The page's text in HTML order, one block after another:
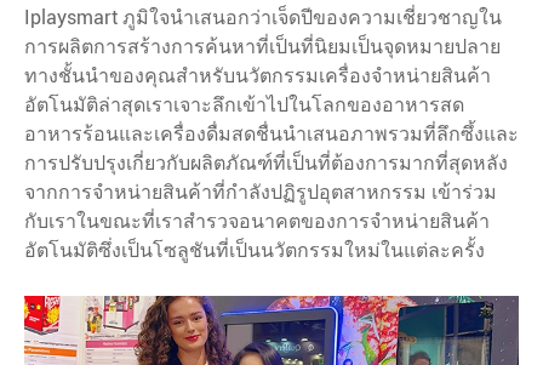
Iplaysmart ภูมิใจนำเสนอกว่าเจ็ดปีของความเชี่ยวชาญใน
การผลิตการสร้างการค้นหาที่เป็นที่นิยมเป็นจุดหมายปลาย
ทางชั้นนำของคุณสำหรับนวัตกรรมเครื่องจำหน่ายสินค้า
อัตโนมัติล่าสุดเราเจาะลึกเข้าไปในโลกของอาหารสด
อาหารร้อนและเครื่องดื่มสดชื่นนำเสนอภาพรวมที่ลึกซึ้งและ
การปรับปรุงเกี่ยวกับผลิตภัณฑ์ที่เป็นที่ต้องการมากที่สุดหลัง
จากการจำหน่ายสินค้าที่กำลังปฏิรูปอุตสาหกรรม เข้าร่วม
กับเราในขณะที่เราสำรวจอนาคตของการจำหน่ายสินค้า
อัตโนมัติซึ่งเป็นโซลูชันที่เป็นนวัตกรรมใหม่ในแต่ละครั้ง